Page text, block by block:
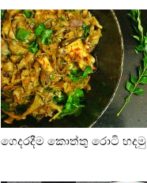
ගෙදරදීම කොත්තු රොටි හදමු